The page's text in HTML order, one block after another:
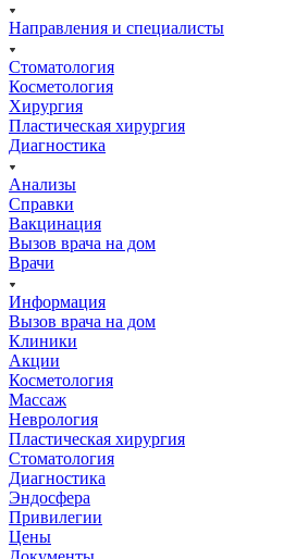
Направления и специалисты
Стоматология
Косметология
Хирургия
Пластическая хирургия
Диагностика
Анализы
Справки
Вакцинация
Вызов врача на дом
Врачи
Информация
Вызов врача на дом
Клиники
Акции
Косметология
Массаж
Неврология
Пластическая хирургия
Стоматология
Диагностика
Эндосфера
Привилегии
Цены